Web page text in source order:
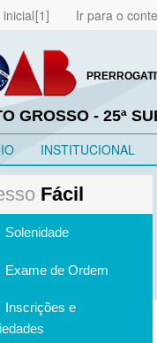
Ir para o
GROSSO - 25ª
INSTITUCIONAL
Fácil
Solenidade
Exame de Ordem
Inscrições e